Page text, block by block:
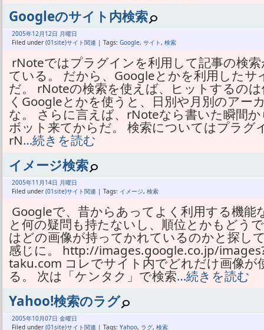
Googleのサイト内検索
2005年12月 12日 月曜日
Filed under (01site)サイト関連 | Tags: Google, サイト, 検索
rNoteではプラグインを利用して記事の検
ている。 だから、Googleとかを利用した
だ。 rNoteの検索を使えば、ヒットするの
くGoogleとかを使うと、日別や月別のアー
な。 さらに言えば、rNoteなら書いた瞬間
ボット来てからだ。 検索についてはプラグ
rN…続きを読む
イメージ検索
2005年11月 14日 月曜日
Filed under (01site)サイト関連 | Tags: イメージ, 検索
Googleで、昔からあってよく利用する機
と何の疑問も持たないし、順位とかもどう
はどの画像が持ってかれているのかと探し
感じに。 http://images.google.co.jp/
taku.com コレでサイト内でどれだけ画像
る。 次は「ケンタク」で検索…続きを読む
Yahoo!検索のラグ
2005年10月07日 金曜日
Filed under (01site)サイト関連 | Tags: Yahoo, ラグ, 検索